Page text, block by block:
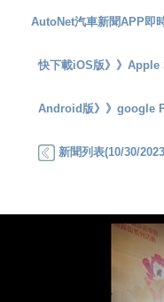
AutoNet汽車新聞APP即
快下載iOS版》》 Apple
Android版》》 google
新聞列表(10/30/